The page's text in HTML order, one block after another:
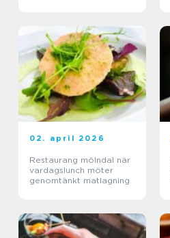
02. april 2026
Restaurang mölndal när
vardagslunch möter
genomtänkt matlagning